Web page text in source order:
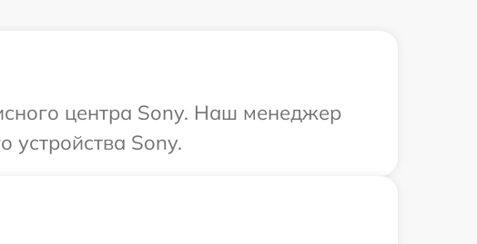
центра Sony. Наш менеджер
устройства Sony.